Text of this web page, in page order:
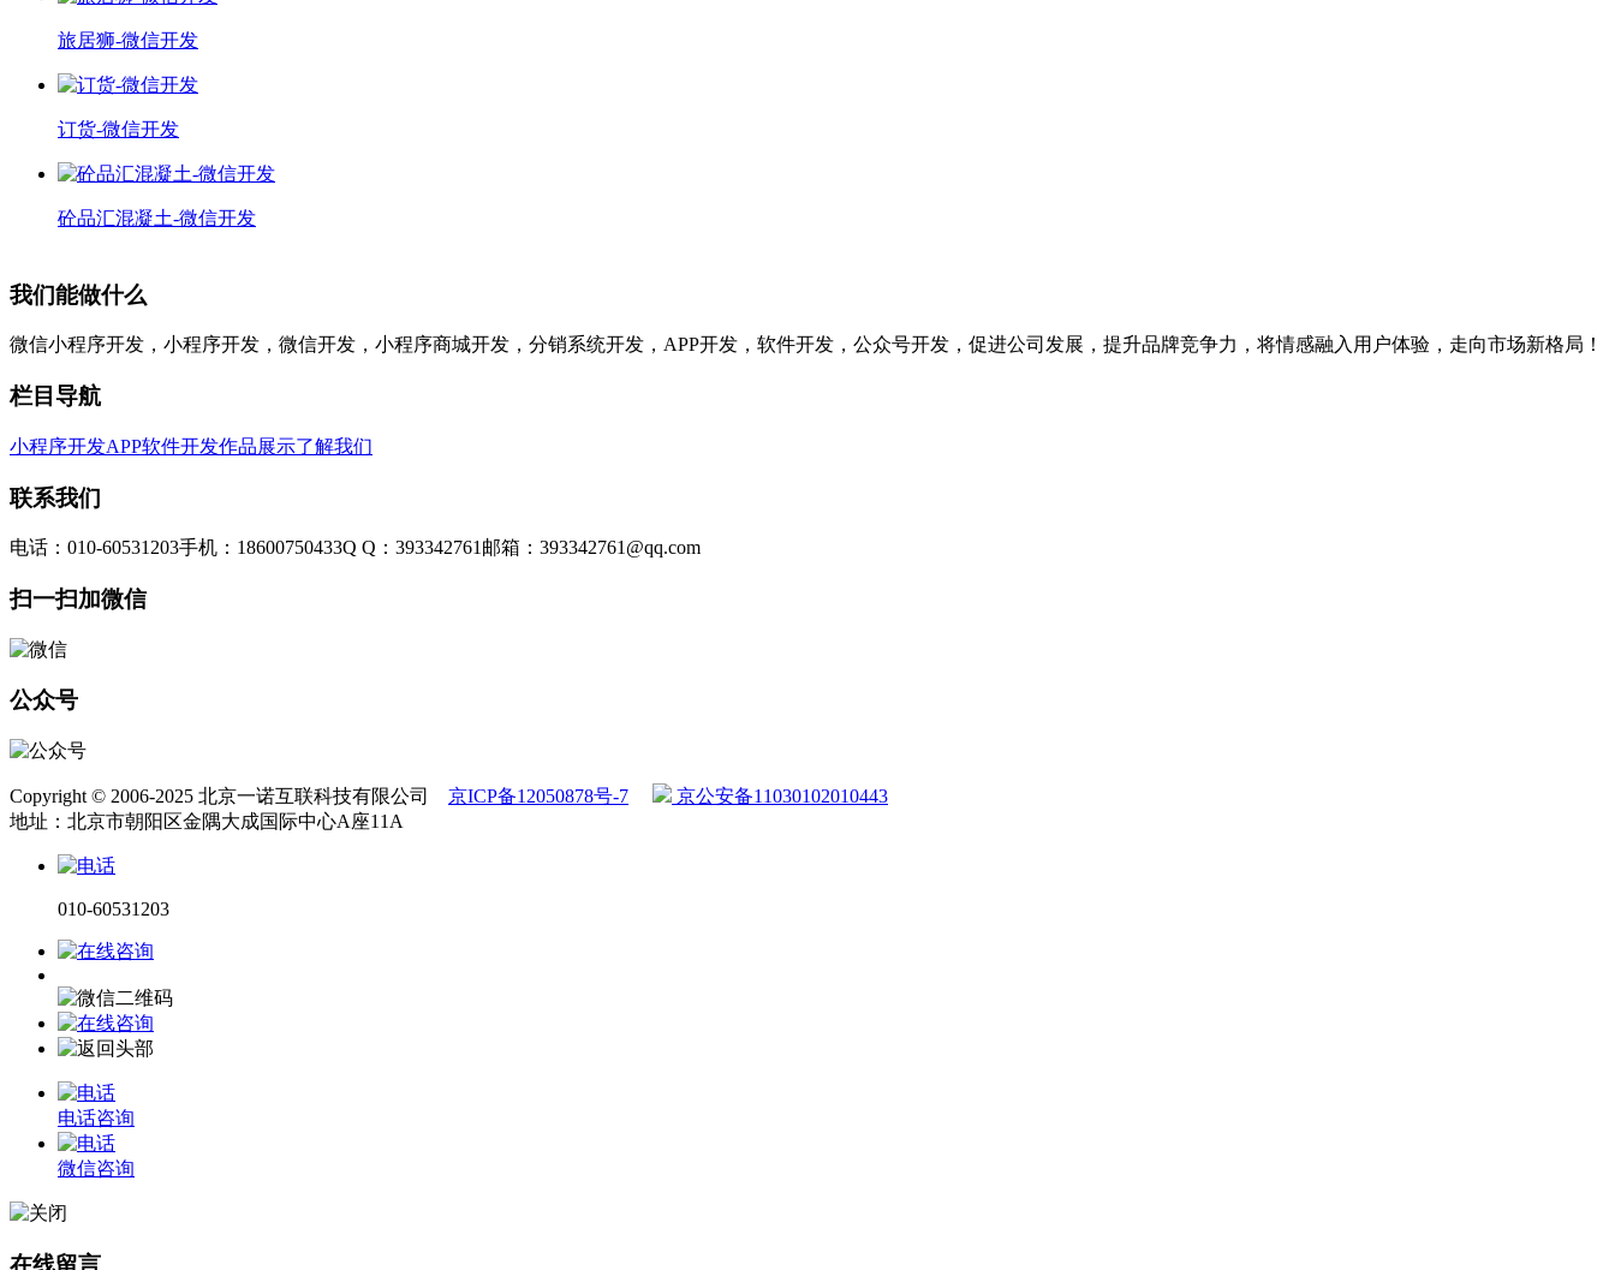
旅居狮-微信开发
订货-微信开发
砼品汇混凝土-微信开发
我们能做什么
微信小程序开发，小程序开发，微信开发，小程序商城开发，分销系统开发，APP开发，软件开发，公众号开发，促进公司发展，提升品牌竞争力，将情感融入用户体验，走向市场新格局！
栏目导航
小程序开发APP软件开发作品展示了解我们
联系我们
电话：010-60531203手机：18600750433Q Q：393342761 邮箱：393342761@qq.com
扫一扫加微信
公众号
Copyright © 2006-2025 北京一诺互联科技有限公司 京ICP备12050878号-7
京公安备11030102010443
地址：北京市朝阳区金隅大成国际中心A座11A
010-60531203
电话咨询
微信咨询
在线留言